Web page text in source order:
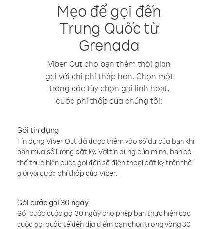
Mẹo để gọi đến
Trung Quốc từ
Grenada
Viber Out cho bạn thêm thời gian
gọi với chi phí thấp hơn. Chọn một
trong các tùy chọn gọi linh hoạt,
cước phí thấp của chúng tôi:
Gói tín dụng
Tín dụng Viber Out đã được thêm vào số dư của bạn khi
bạn mua số lượng bất kỳ. Với tín dụng của mình, bạn có
thể thực hiện cuộc gọi đến số điện thoại bất kỳ trên thế
giới với cước phí thấp của Viber.
Gói cước gọi 30 ngày
Gói cước cuộc gọi 30 ngày cho phép bạn thực hiện các
cuộc gọi quốc tế đến địa điểm bạn chọn trong vòng 30